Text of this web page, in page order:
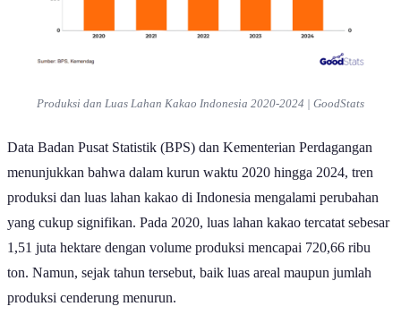
Produksi dan Luas Lahan Kakao Indonesia 2020-2024 | GoodStats
Data Badan Pusat Statistik (BPS) dan Kementerian Perdagangan
menunjukkan bahwa dalam kurun waktu 2020 hingga 2024, tren
produksi dan luas lahan kakao di Indonesia mengalami perubahan
yang cukup signifikan. Pada 2020, luas lahan kakao tercatat sebesar
1,51 juta hektare dengan volume produksi mencapai 720,66 ribu
ton. Namun, sejak tahun tersebut, baik luas areal maupun jumlah
produksi cenderung menurun.